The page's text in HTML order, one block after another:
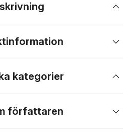
kategorier
författaren